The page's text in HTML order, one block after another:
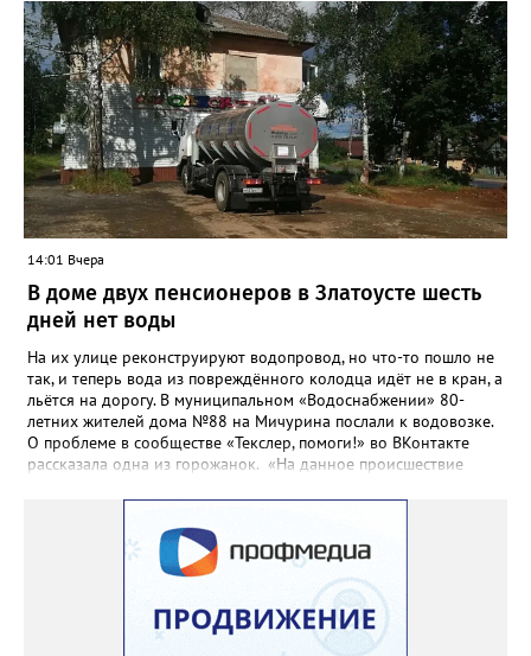
повышение энергоэффективности систем. Кроме электронных
схем, исполнителю нужно разработать предложения по
строительству и реконструкции водоснабжения и канализации,
оценив размер вложений, а также представить перечень
бесхозных объектов и возможные сценарии развития этой
сферы городского хозяйства. В июне 2025 года
«Златоуст.инфо» сообщал о подобных торгах. Тогда цена
вопроса была почти в три раза выше - 9 миллионов 13 тысяч
486 рублей, а в списке работ была разработка электронной
системы ливнёвок.
14:01 Вчера
В доме двух пенсионеров в Златоусте шесть
дней нет воды
На их улице реконструируют водопровод, но что-то пошло не
так, и теперь вода из повреждённого колодца идёт не в кран, а
льётся на дорогу. В муниципальном «Водоснабжении» 80-
летних жителей дома №88 на Мичурина послали к водовозке.
О проблеме в сообществе «Текслер, помоги!» во ВКонтакте
рассказала одна из горожанок. «На данное происшествие
гл.инженера Шепелева А.Н. из обслуживающей организации
МУП ЗГО "Златоустовское Водоснабжение" ул. Островского, 7,
никакие работы по восстановлению подачи воды в дом
проводиться не будут. Вот уже шесть дней пенсионеры без
воды!», - пишет возмущённая женщина (стиль, орфография и
пунктуация авторские). Под обращением есть комментарий
пользователя под ником Olga Vyacheslavovna. Она сообщает: